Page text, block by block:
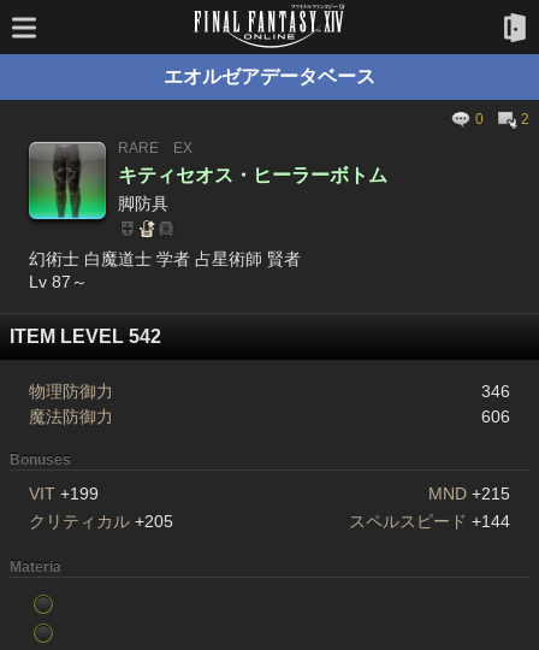
エオルゼアデータベース
0
2
RARE
EX
キティセオス・ヒーラーボトム
脚防具
幻術士 白魔道士 学者 占星術師 賢者
Lv 87～
ITEM LEVEL 542
物理防御力
346
魔法防御力
606
Bonuses
VIT +199 MND +215
クリティカル +205 スペルスピード +144
Materia